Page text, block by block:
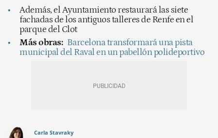
Además, el Ayuntamiento restaurará las siete
fachadas de los antiguos talleres de Renfe en el
parque del Clot
Más obras: Barcelona transformará una pista
municipal del Raval en un pabellón polideportivo
Carla Stavraky